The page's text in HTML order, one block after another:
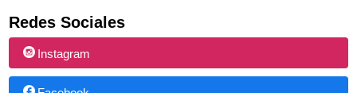
Redes Sociales
Instagram